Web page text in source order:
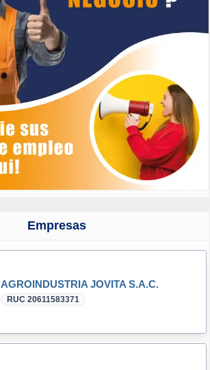
Empresas
AGROINDUSTRIA JOVITA S.A.C.
RUC 20611583371